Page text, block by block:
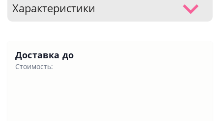
Характеристики
Доставка до
Стоимость: